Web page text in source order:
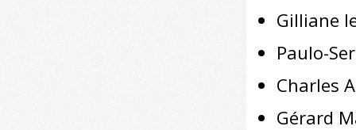
Gilliane
Paulo-
Charles
Gérard